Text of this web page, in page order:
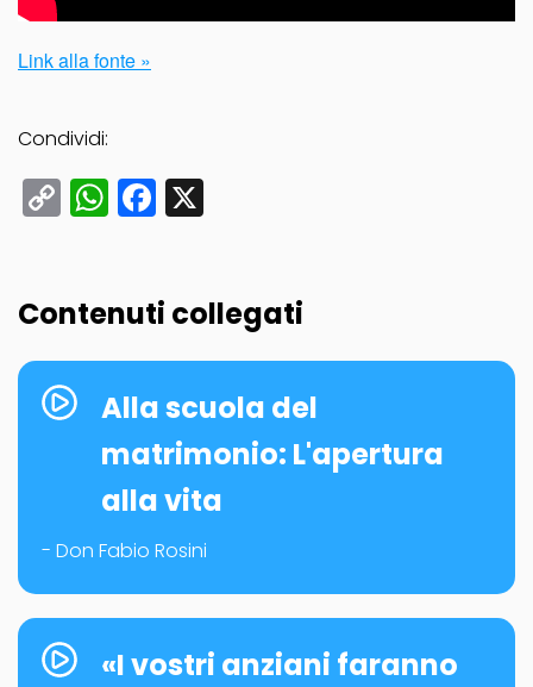
Link alla fonte »
Condividi:
CopyWhatsApp
Facebook
Contenuti collegati
Alla scuola del
matrimonio: L'apertura
alla vita
- Don Fabio Rosini
«I vostri anziani faranno